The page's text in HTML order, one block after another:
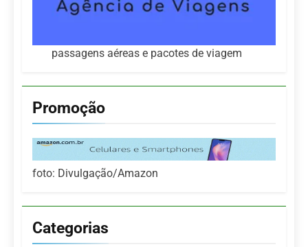
passagens aéreas e pacotes de viagem
Promoção
foto: Divulgação/Amazon
Categorias